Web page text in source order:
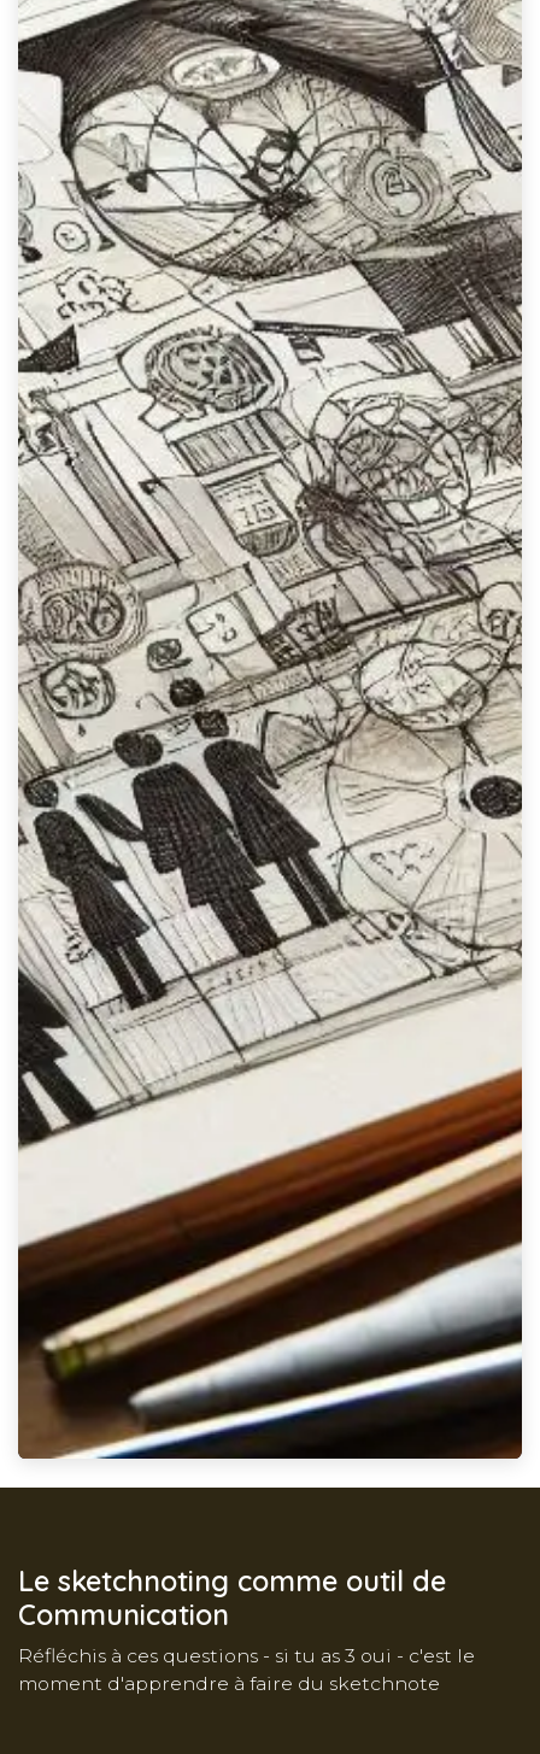
Le sketchnoting comme outil de
Communication
Réfléchis à ces questions - si tu as 3 oui - c'est le
moment d'apprendre à faire du sketchnote